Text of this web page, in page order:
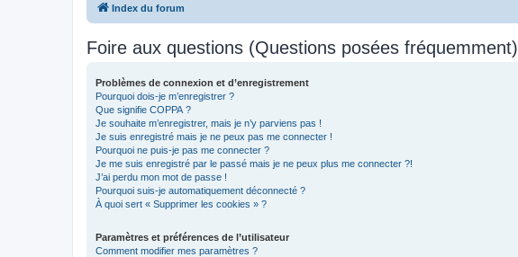
Index du forum
Foire aux questions (Questions posées fréquemment)
Problèmes de connexion et d’enregistrement
Pourquoi dois-je m’enregistrer ?
Que signifie COPPA ?
Je souhaite m’enregistrer, mais je n’y parviens pas !
Je suis enregistré mais je ne peux pas me connecter !
Pourquoi ne puis-je pas me connecter ?
Je me suis enregistré par le passé mais je ne peux plus me connecter ?!
J’ai perdu mon mot de passe !
Pourquoi suis-je automatiquement déconnecté ?
À quoi sert « Supprimer les cookies » ?
Paramètres et préférences de l’utilisateur
Comment modifier mes paramètres ?